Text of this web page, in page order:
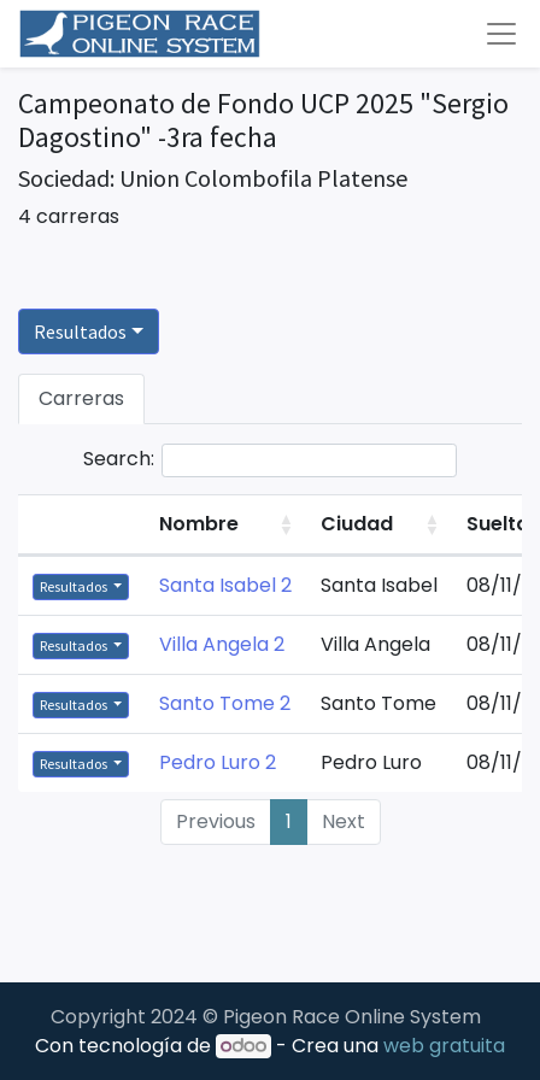
Campeonato de Fondo UCP 2025 "Sergio
Dagostino" -3ra fecha
Sociedad: Union Colombofila Platense
4 carreras
Resultados
Carreras
Search:
Nombre Ciudad Suelta
Resultados Santa Isabel 2 Santa Isabel 08/11/
Resultados Villa Angela 2 Villa Angela 08/11/
Resultados Santo Tome 2 Santo Tome 08/11/
Resultados Pedro Luro 2 Pedro Luro 08/11/
Previous 1 Next
Copyright 2024 © Pigeon Race Online System
Con tecnología de
- Crea unaweb gratuita